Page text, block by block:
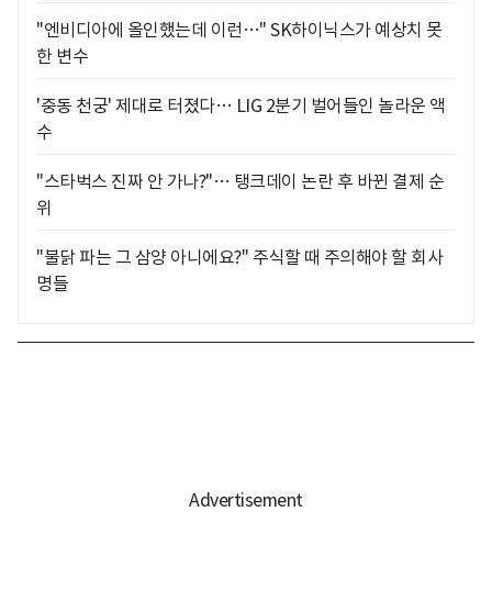
"엔비디아에 올인했는데 이런…" SK하이닉스가 예상치 못
한 변수
'중동 천궁' 제대로 터졌다… LIG 2분기 벌어들인 놀라운 액
수
"스타벅스 진짜 안 가나?"… 탱크데이 논란 후 바뀐 결제 순
위
"불닭 파는 그 삼양 아니에요?" 주식할 때 주의해야 할 회사
명들